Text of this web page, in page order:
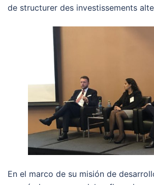
de structurer des investissements
En el marco de su misión de